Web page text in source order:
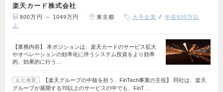
楽天カード株式会社
800万円 ～ 1049万円 東京都 大手企業
年収600万以
上
【業務内容】 本ポジションは、楽天カードのサービス拡大
やオペレーションの効率化に伴うシステム投資をより効率
的、効果的に行う…
会社概要
【楽天グループの中核を担う、FinTech事業の主役】 同社は、楽天
グループが展開する70以上のサービスの中でも、FinT…